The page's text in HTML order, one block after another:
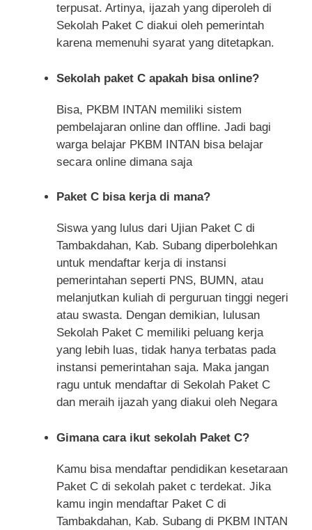
terpusat. Artinya, ijazah yang diperoleh di
Sekolah Paket C diakui oleh pemerintah
karena memenuhi syarat yang ditetapkan.
Sekolah paket C apakah bisa online?
Bisa, PKBM INTAN memiliki sistem
pembelajaran online dan offline. Jadi bagi
warga belajar PKBM INTAN bisa belajar
secara online dimana saja
Paket C bisa kerja di mana?
Siswa yang lulus dari Ujian Paket C di
Tambakdahan, Kab. Subang diperbolehkan
untuk mendaftar kerja di instansi
pemerintahan seperti PNS, BUMN, atau
melanjutkan kuliah di perguruan tinggi negeri
atau swasta. Dengan demikian, lulusan
Sekolah Paket C memiliki peluang kerja
yang lebih luas, tidak hanya terbatas pada
instansi pemerintahan saja. Maka jangan
ragu untuk mendaftar di Sekolah Paket C
dan meraih ijazah yang diakui oleh Negara
Gimana cara ikut sekolah Paket C?
Kamu bisa mendaftar pendidikan kesetaraan
Paket C di sekolah paket c terdekat. Jika
kamu ingin mendaftar Paket C di
Tambakdahan, Kab. Subang di PKBM INTAN